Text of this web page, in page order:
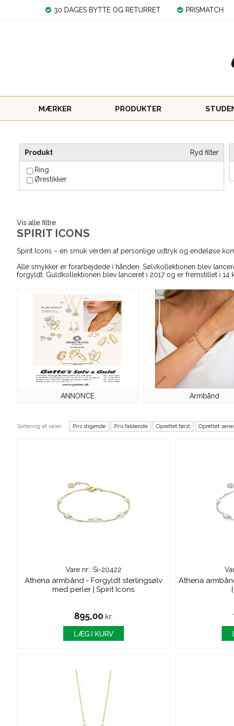
30 DAGES BYTTE OG RETURRET PRISMATCH
MÆRKER PRODUKTER
Produkt
Ryd filter
Ring
Ørestikker
Vis alle filtre
SPIRIT ICONS
Spirit Icons – en smuk verden af personlige udtryk og endeløse
Alle smykker er forarbejdede i hånden. Sølvkollektionen blev
forgyldt. Guldkollektionen blev lanceret i 2017 og er fremstillet i 14
ANNONCE Armbånd
Sortering af varer Pris stigende Pris faldende Oprettet først Oprettet
Vare nr.: Si-20422
Athena armbånd - Forgyldt sterlingsølv
med perler | Spirit Icons
895,00kr.
Athena